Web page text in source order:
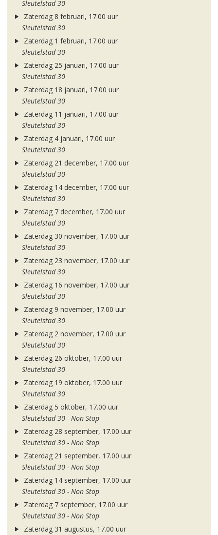
Sleutelstad 30
Zaterdag 8 februari, 17.00 uur
Sleutelstad 30
Zaterdag 1 februari, 17.00 uur
Sleutelstad 30
Zaterdag 25 januari, 17.00 uur
Sleutelstad 30
Zaterdag 18 januari, 17.00 uur
Sleutelstad 30
Zaterdag 11 januari, 17.00 uur
Sleutelstad 30
Zaterdag 4 januari, 17.00 uur
Sleutelstad 30
Zaterdag 21 december, 17.00 uur
Sleutelstad 30
Zaterdag 14 december, 17.00 uur
Sleutelstad 30
Zaterdag 7 december, 17.00 uur
Sleutelstad 30
Zaterdag 30 november, 17.00 uur
Sleutelstad 30
Zaterdag 23 november, 17.00 uur
Sleutelstad 30
Zaterdag 16 november, 17.00 uur
Sleutelstad 30
Zaterdag 9 november, 17.00 uur
Sleutelstad 30
Zaterdag 2 november, 17.00 uur
Sleutelstad 30
Zaterdag 26 oktober, 17.00 uur
Sleutelstad 30
Zaterdag 19 oktober, 17.00 uur
Sleutelstad 30
Zaterdag 5 oktober, 17.00 uur
Sleutelstad 30 - Non Stop
Zaterdag 28 september, 17.00 uur
Sleutelstad 30 - Non Stop
Zaterdag 21 september, 17.00 uur
Sleutelstad 30 - Non Stop
Zaterdag 14 september, 17.00 uur
Sleutelstad 30 - Non Stop
Zaterdag 7 september, 17.00 uur
Sleutelstad 30 - Non Stop
Zaterdag 31 augustus, 17.00 uur